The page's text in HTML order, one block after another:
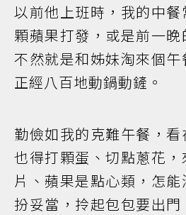
以前他上班時，我的中
顆蘋果打發，或是前一
不然就是和姊妹淘來個
正經八百地動鍋動鏟。
勤儉如我的克難午餐，
也得打顆蛋、切點蔥花
片、蘋果是點心類，怎
扮妥當，拎起包包要出